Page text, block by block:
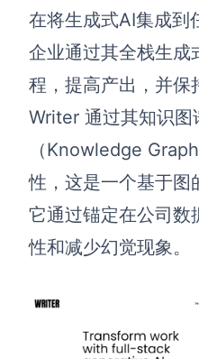
在将生成式AI集成到
企业通过其全栈生成
程，提高产出，并保
Writer 通过其知识图
（Knowledge
性，这是一个基于图
它通过锚定在公司数
性和减少幻觉现象。